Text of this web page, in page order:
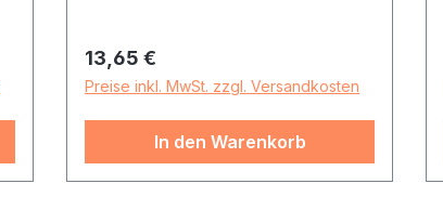
Regulärer Preis:
13,65 €
Preise inkl. MwSt. zzgl. Versandkosten
In den Warenkorb